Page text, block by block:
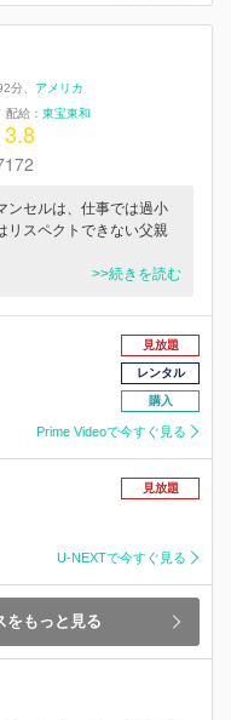
分
アメリカ
配給： 東宝東和
3.8
ンセルは、仕事では過小
リスペクトできない父親
>>続きを読む
見放題
レンタル
購入
Prime Videoで今すぐ見る
見放題
U-NEXTで今すぐ見る
をもっと見る